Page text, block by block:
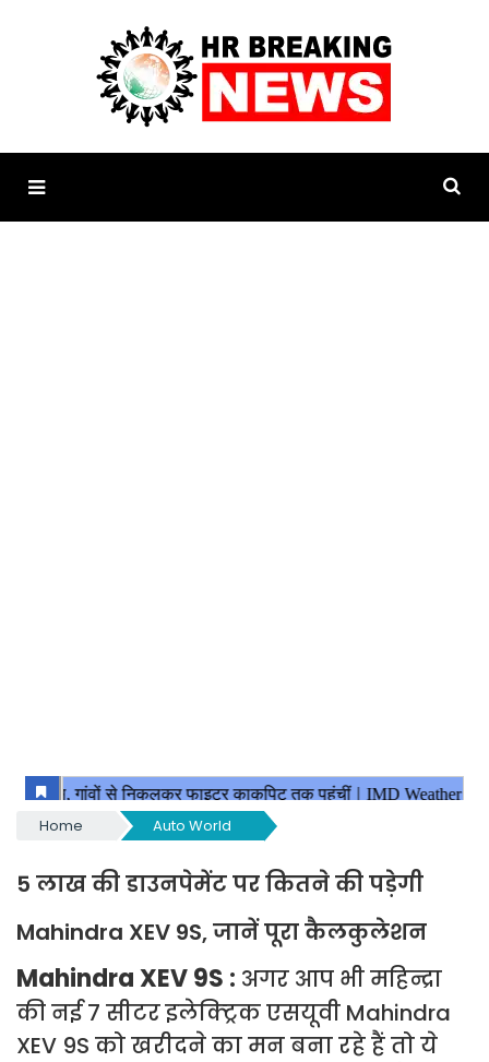
Home Auto World
5 लाख की डाउनपेमेंट पर कितने की पड़ेगी
Mahindra XEV 9S, जानें पूरा कैलकुलेशन
Mahindra XEV 9S : अगर आप भी महिन्द्रा
की नई 7 सीटर इलेक्ट्रिक एसयूवी Mahindra
XEV 9S को खरीदने का मन बना रहे हैं तो ये